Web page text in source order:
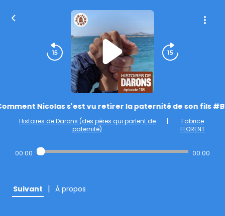
Nicolas s'est vu retirer la paternité de son fils
Histoires de Darons (des pères qui parlent de
paternité)
|
Fabrice
FLORENT
00:00 00:00
Suivant | À propos